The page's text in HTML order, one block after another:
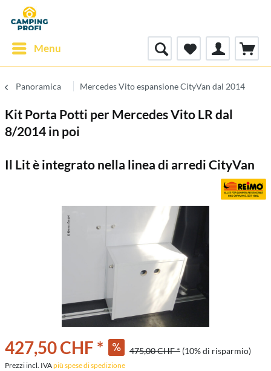
Menu
Panoramica Mercedes Vito espansione CityVan dal 2014
Kit Porta Potti per Mercedes Vito LR dal
8/2014 in poi
Il Lit è integrato nella linea di arredi CityVan
427,50 CHF * 475,00 CHF * (10% di risparmio)
Prezzi incl. IVApiù spese di spedizione